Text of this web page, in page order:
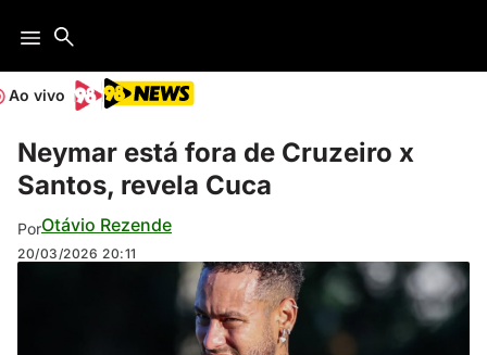
Ao vivo
Neymar está fora de Cruzeiro x
Santos, revela Cuca
PorOtávio Rezende
20/03/2026 20:11